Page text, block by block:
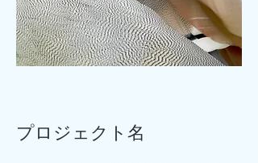
プロジェクト名